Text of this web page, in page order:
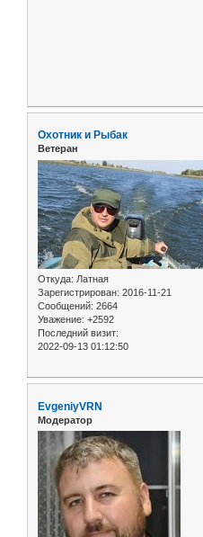
Охотник и Рыбак
Ветеран
Откуда: Латная
Зарегистрирован: 2016-11-21
Сообщений: 2664
Уважение: +2592
Последний визит:
2022-09-13 01:12:50
EvgeniyVRN
Модератор